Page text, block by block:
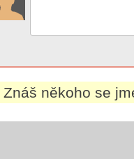
Znáš někoho se